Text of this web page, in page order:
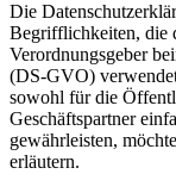
Die
Begrifflichkeiten, die
Verordnungsgeber
(DS-GVO)
sowohl für die
Geschäftspartner
gewährleisten,
erläutern.